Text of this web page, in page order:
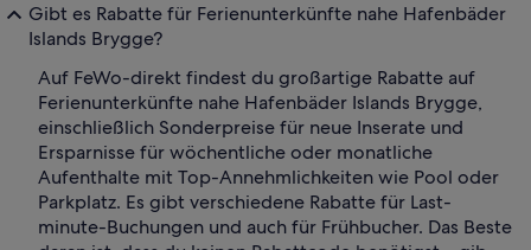
Gibt es Rabatte für Ferienunterkünfte nahe Hafenbäder
Islands Brygge?
Auf FeWo-direkt findest du großartige Rabatte auf
Ferienunterkünfte nahe Hafenbäder Islands Brygge,
einschließlich Sonderpreise für neue Inserate und
Ersparnisse für wöchentliche oder monatliche
Aufenthalte mit Top-Annehmlichkeiten wie Pool oder
Parkplatz. Es gibt verschiedene Rabatte für Last-
minute-Buchungen und auch für Frühbucher. Das Beste